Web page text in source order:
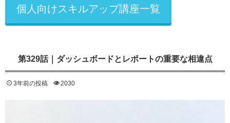
個人向けスキルアップ講座一覧
第329話｜ダッシュボードとレポートの重要な相違点
3年前の投稿 2030